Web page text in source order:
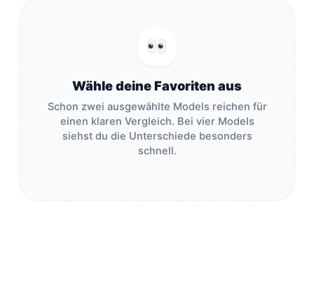
Wähle deine Favoriten aus
Schon zwei ausgewählte Models reichen für
einen klaren Vergleich. Bei vier Models
siehst du die Unterschiede besonders
schnell.